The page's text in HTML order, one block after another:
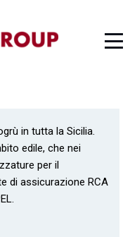
in tutta la Sicilia.
edile, che nei
per il
di assicurazione RCA